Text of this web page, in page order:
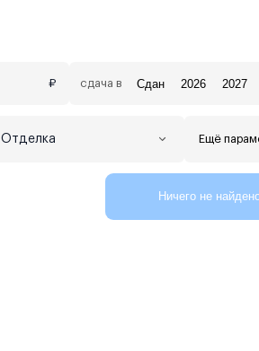
₽ сдача в Сдан 2026 2027
Отделка Ещё
Ничего не